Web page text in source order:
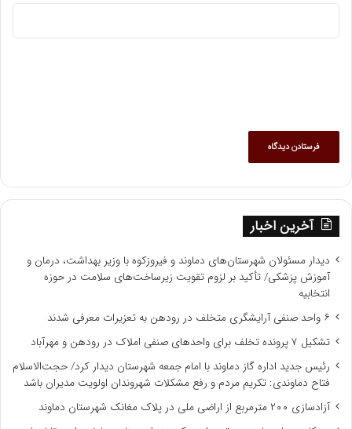
آخرین اخبار
دیدار مسئولان شهرستان‌های دماوند و فیروزکوه با وزیر بهداشت، درمان و
آموزش پزشکی/ تأکید بر لزوم تقویت زیرساخت‌های سلامت در حوزه
انتخابیه
۶ واحد صنفی آرایشگری متخلف در رودهن به تعزیرات معرفی شدند
تشکیل ۷ پرونده تخلف برای واحدهای صنفی املاک در رودهن و مهرآباد
رئیس جدید اداره گاز دماوند با امام جمعه شهرستان دیدار کرد/ حجت‌الاسلام
فتاح دماوندی: تکریم مردم و رفع مشکلات شهروندان اولویت مدیران باشد
آزادسازی ۲۰۰ مترمربع از اراضی ملی در پلاک مغانک شهرستان دماوند